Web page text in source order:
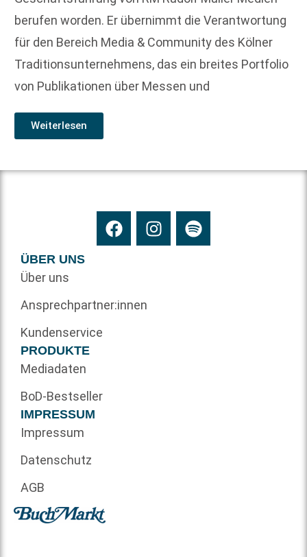
berufen worden. Er übernimmt die Verantwortung
für den Bereich Media & Community des Kölner
Traditionsunternehmens, das ein breites Portfolio
von Publikationen über Messen und
Weiterlesen
ÜBER UNS
Über uns
Ansprechpartner:innen
Kundenservice
PRODUKTE
Mediadaten
BoD-Bestseller
IMPRESSUM
Impressum
Datenschutz
AGB